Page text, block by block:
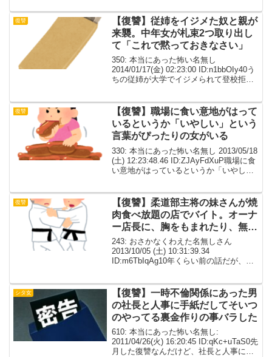
片付けられた。担任は少し...
復讐
【復讐】従姉をイジメた奴と親が
来襲。中年女が札束2つ取り出し
て「これで黙っておきなさい」
350: 本当にあった怖い名無し
2014/01/17(金) 02:23:00 ID:n1bbOIy40う
ちの従姉が大学でイジメられて登校拒否
頼まれた 高卒就職を快く思...
復讐
【復讐】職場に食い意地がはって
いるというか「いやしい」という
言葉がぴったりの女がいる
330: 本当にあった怖い名無し 2013/05/18
(土) 12:23:48.46 ID:ZJAyFdXuP職場に食
い意地がはっているというか「いやし
食可能な会議室...
復讐
【復讐】柔道部主将の妹さんが焼
肉食べ放題の店でバイト。オーナ
ー店長に、胸をもまれたり、無理
矢理ｷ.ｽ.されそうになったらし
い。
243: おさかなくわえた名無しさん
2013/10/05 (土) 10:31:39.34
ID:m6TbIqAg10年くらい前の話だが、当
ｺ.ﾛ.す」とかつぶやいてい...
シタ女
【復讐】一時不倫関係にあった男
の社長と人事に手紙だしてそいつ
のやってる裏金作りの事バラした
610: 本当にあった怖い名無し:
2011/04/26(火) 16:20:45 ID:qKc+uTaS0先
月した復讐なんだけど、社長と人事に手